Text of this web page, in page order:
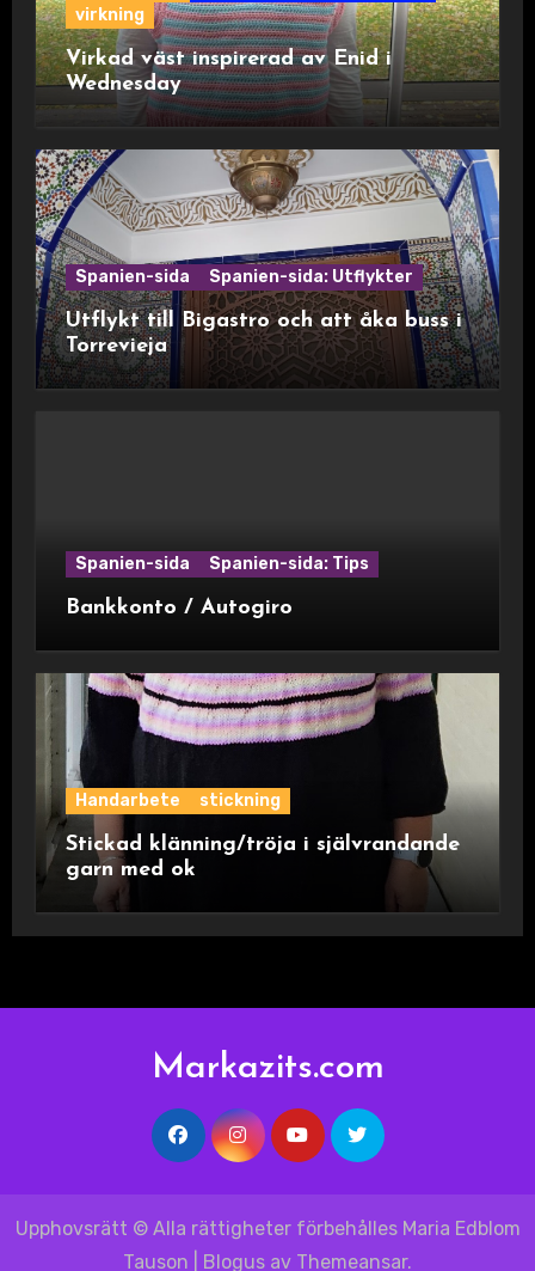
virkning
Virkad väst inspirerad av Enid i
Wednesday
Spanien-sida Spanien-sida: Utflykter
Utflykt till Bigastro och att åka buss i
Torrevieja
Spanien-sida Spanien-sida: Tips
Bankkonto / Autogiro
Handarbete stickning
Stickad klänning/tröja i självrandande
garn med ok
Markazits.com
Upphovsrätt © Alla rättigheter förbehålles Maria Edblom
Tauson
Blogus av Themeansar.